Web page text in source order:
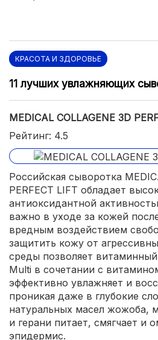
КРАСОТА И ЗДОРОВЬЕ
11 лучших увлажняющих
MEDICAL COLLAGENE 3D
Рейтинг: 4.5
Российская сыворотка
PERFECT LIFT обладает
антиоксидантной
важно в уходе за кожей
вредным воздействием
защитить кожу от
среды позволяет
Multi в сочетании с
эффективно увлажняет и
проникая даже в глубокие
натуральных масел жожоба,
и герани питает, смягчает и
эпидермис.